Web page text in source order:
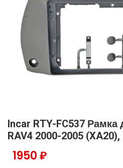
Incar RTY-FC537 Рамка
RAV4 2000-2005 (XA20),
1950 ₽